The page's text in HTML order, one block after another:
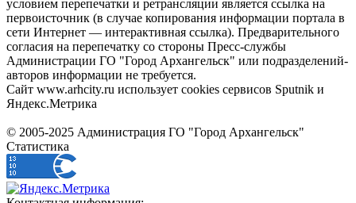
условием перепечатки и ретрансляции является ссылка на
первоисточник (в случае копирования информации портала в
сети Интернет — интерактивная ссылка). Предварительного
согласия на перепечатку со стороны Пресс-службы
Администрации ГО "Город Архангельск" или подразделений-
авторов информации не требуется.
Сайт www.arhcity.ru использует cookies сервисов Sputnik и
Яндекс.Метрика
© 2005-2025 Администрация ГО "Город Архангельск"
Статистика